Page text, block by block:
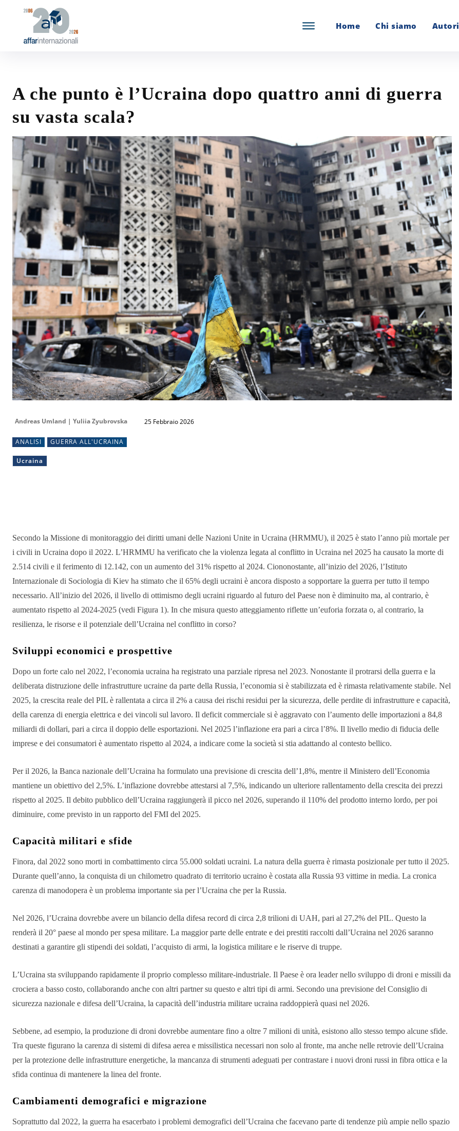
Home Chi siamo Autori
A che punto è l’Ucraina dopo quattro anni di guerra
su vasta scala?
Andreas Umland | Yuliia Zyubrovska 25 Febbraio 2026
ANALISI GUERRA ALL'UCRAINA
Ucraina
Secondo la Missione di monitoraggio dei diritti umani delle Nazioni Unite in Ucraina (HRMMU), il 2025 è stato l’anno più mortale per
i civili in Ucraina dopo il 2022. L’HRMMU ha verificato che la violenza legata al conflitto in Ucraina nel 2025 ha causato la morte di
2.514 civili e il ferimento di 12.142, con un aumento del 31% rispetto al 2024. Ciononostante, all’inizio del 2026, l’Istituto
Internazionale di Sociologia di Kiev ha stimato che il 65% degli ucraini è ancora disposto a sopportare la guerra per tutto il tempo
necessario. All’inizio del 2026, il livello di ottimismo degli ucraini riguardo al futuro del Paese non è diminuito ma, al contrario, è
aumentato rispetto al 2024-2025 (vedi Figura 1). In che misura questo atteggiamento riflette un’euforia forzata o, al contrario, la
resilienza, le risorse e il potenziale dell’Ucraina nel conflitto in corso?
Sviluppi economici e prospettive
Dopo un forte calo nel 2022, l’economia ucraina ha registrato una parziale ripresa nel 2023. Nonostante il protrarsi della guerra e la
deliberata distruzione delle infrastrutture ucraine da parte della Russia, l’economia si è stabilizzata ed è rimasta relativamente stabile. Nel
2025, la crescita reale del PIL è rallentata a circa il 2% a causa dei rischi residui per la sicurezza, delle perdite di infrastrutture e capacità,
della carenza di energia elettrica e dei vincoli sul lavoro. Il deficit commerciale si è aggravato con l’aumento delle importazioni a 84,8
miliardi di dollari, pari a circa il doppio delle esportazioni. Nel 2025 l’inflazione era pari a circa l’8%. Il livello medio di fiducia delle
imprese e dei consumatori è aumentato rispetto al 2024, a indicare come la società si stia adattando al contesto bellico.
Per il 2026, la Banca nazionale dell’Ucraina ha formulato una previsione di crescita dell’1,8%, mentre il Ministero dell’Economia
mantiene un obiettivo del 2,5%. L’inflazione dovrebbe attestarsi al 7,5%, indicando un ulteriore rallentamento della crescita dei prezzi
rispetto al 2025. Il debito pubblico dell’Ucraina raggiungerà il picco nel 2026, superando il 110% del prodotto interno lordo, per poi
diminuire, come previsto in un rapporto del FMI del 2025.
Capacità militari e sfide
Finora, dal 2022 sono morti in combattimento circa 55.000 soldati ucraini. La natura della guerra è rimasta posizionale per tutto il 2025.
Durante quell’anno, la conquista di un chilometro quadrato di territorio ucraino è costata alla Russia 93 vittime in media. La cronica
carenza di manodopera è un problema importante sia per l’Ucraina che per la Russia.
Nel 2026, l’Ucraina dovrebbe avere un bilancio della difesa record di circa 2,8 trilioni di UAH, pari al 27,2% del PIL. Questo la
renderà il 20° paese al mondo per spesa militare. La maggior parte delle entrate e dei prestiti raccolti dall’Ucraina nel 2026 saranno
destinati a garantire gli stipendi dei soldati, l’acquisto di armi, la logistica militare e le riserve di truppe.
L’Ucraina sta sviluppando rapidamente il proprio complesso militare-industriale. Il Paese è ora leader nello sviluppo di droni e missili da
crociera a basso costo, collaborando anche con altri partner su questo e altri tipi di armi. Secondo una previsione del Consiglio di
sicurezza nazionale e difesa dell’Ucraina, la capacità dell’industria militare ucraina raddoppierà quasi nel 2026.
Sebbene, ad esempio, la produzione di droni dovrebbe aumentare fino a oltre 7 milioni di unità, esistono allo stesso tempo alcune sfide.
Tra queste figurano la carenza di sistemi di difesa aerea e missilistica necessari non solo al fronte, ma anche nelle retrovie dell’Ucraina
per la protezione delle infrastrutture energetiche, la mancanza di strumenti adeguati per contrastare i nuovi droni russi in fibra ottica e la
sfida continua di mantenere la linea del fronte.
Cambiamenti demografici e migrazione
Soprattutto dal 2022, la guerra ha esacerbato i problemi demografici dell’Ucraina che facevano parte di tendenze più ampie nello spazio